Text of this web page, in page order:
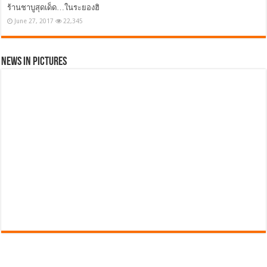
ร้านชาบูสุดเด็ด…ในระยองฮิ
June 27, 2017 22,345
News in Pictures